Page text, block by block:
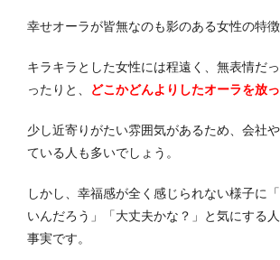
幸せオーラが皆無なのも影のある女性の特徴
キラキラとした女性には程遠く、無表情だ
ったりと、
どこかどんよりしたオーラを放
少し近寄りがたい雰囲気があるため、会社
ている人も多いでしょう。
しかし、幸福感が全く感じられない様子に
いんだろう」「大丈夫かな？」と気にする
事実です。